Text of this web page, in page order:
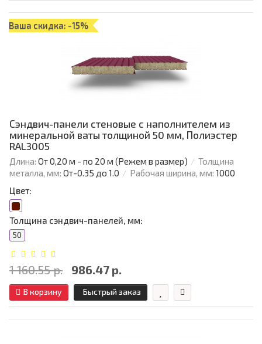
Ваша скидка: -15%
Сэндвич-панели стеновые с наполнителем из
минеральной ваты толщиной 50 мм, Полиэстер
RAL3005
Длина: От 0,20 м - по 20 м (Режем в размер)
Толщина
металла, мм: От-0.35 до 1.0 Рабочая ширина, мм: 1000
Цвет:
Толщина сэндвич-панелей, мм:
50
1 160.55 р. 986.47 р.
В корзину Быстрый заказ